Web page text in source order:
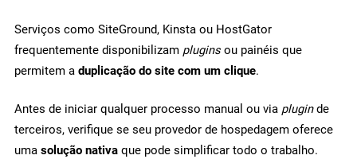
Serviços como SiteGround, Kinsta ou HostGator
frequentemente disponibilizam plugins ou painéis que
permitem a duplicação do site com um clique.
Antes de iniciar qualquer processo manual ou via pluginde
terceiros, verifique se seu provedor de hospedagem oferece
uma solução nativa que pode simplificar todo o trabalho.